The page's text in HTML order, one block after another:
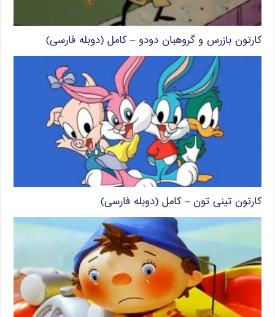
کارتون بازرس و گروهبان دودو – کامل (دوبله فارسی)
کارتون تینی تون – کامل (دوبله فارسی)